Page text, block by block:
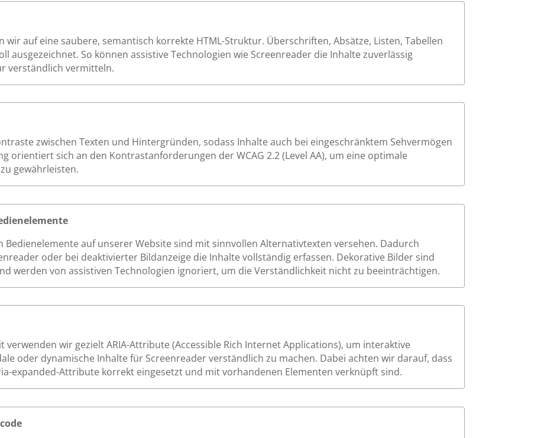
wir auf eine saubere, semantisch korrekte HTML-Struktur. Überschriften, Absätze, Listen, Tabellen
ausgezeichnet. So können assistive Technologien wie Screenreader die Inhalte zuverlässig
verständlich vermitteln.
zwischen Texten und Hintergründen, sodass Inhalte auch bei eingeschränktem Sehvermögen
orientiert sich an den Kontrastanforderungen der WCAG 2.2 (Level AA), um eine optimale
gewährleisten.
Bedienelemente auf unserer Website sind mit sinnvollen Alternativtexten versehen. Dadurch
oder bei deaktivierter Bildanzeige die Inhalte vollständig erfassen. Dekorative Bilder sind
werden von assistiven Technologien ignoriert, um die Verständlichkeit nicht zu beeinträchtigen.
verwenden wir gezielt ARIA-Attribute (Accessible Rich Internet Applications), um interaktive
oder dynamische Inhalte für Screenreader verständlich zu machen. Dabei achten wir darauf, dass
expanded-Attribute korrekt eingesetzt und mit vorhandenen Elementen verknüpft sind.